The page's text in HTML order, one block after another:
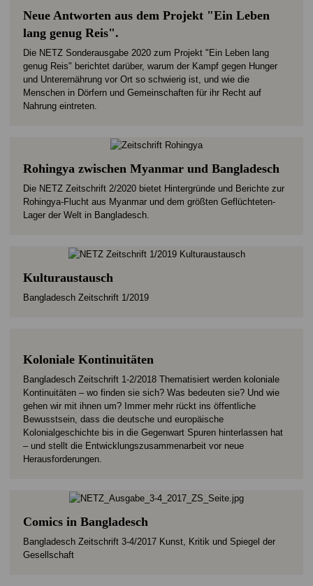
Neue Antworten aus dem Projekt "Ein Leben
lang genug Reis".
Die NETZ Sonderausgabe 2020 zum Projekt "Ein Leben lang
genug Reis" berichtet darüber, warum der Kampf gegen Hunger
und Unterernährung vor Ort so schwierig ist, und wie die
Menschen in Dörfern und Gemeinschaften für ihr Recht auf
Nahrung eintreten.
Rohingya zwischen Myanmar und Bangladesch
Die NETZ Zeitschrift 2/2020 bietet Hintergründe und Berichte zur
Rohingya-Flucht aus Myanmar und dem größten Geflüchteten-
Lager der Welt in Bangladesch.
Kulturaustausch
Bangladesch Zeitschrift 1/2019
Koloniale Kontinuitäten
Bangladesch Zeitschrift 1-2/2018 Thematisiert werden koloniale
Kontinuitäten – wo finden sie sich? Was bedeuten sie? Und wie
gehen wir mit ihnen um? Immer mehr rückt ins öffentliche
Bewusstsein, dass die deutsche und europäische
Kolonialgeschichte bis in die Gegenwart Spuren hinterlassen hat
– und stellt die Entwicklungszusammenarbeit vor neue
Herausforderungen.
Comics in Bangladesch
Bangladesch Zeitschrift 3-4/2017 Kunst, Kritik und Spiegel der
Gesellschaft